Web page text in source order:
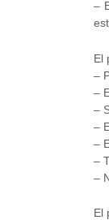
–
El
–
–
–
–
–
–
–
El